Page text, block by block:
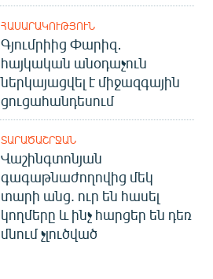
ՀԱՍԱՐԱԿՈՒԹՅՈՒՆ
Գյումրիից Փարիզ․
հայկական անօդաչուն
ներկայացվել է միջազգային
ցուցահանդեսում
ՏԱՐԱԾԱՇՐՋԱՆ
Վաշինգտոնյան
գագաթնաժողովից մեկ
տարի անց. ուր են հասել
կողմերը և ինչ հարցեր են դեռ
մնում չլուծված